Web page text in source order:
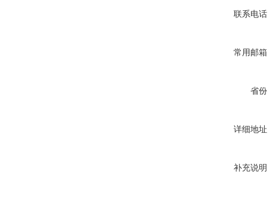
联系电话
常用邮箱
省份
详细地址
补充说明